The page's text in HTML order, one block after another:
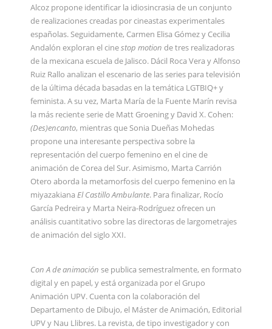
Alcoz propone identificar la idiosincrasia de un conjunto
de realizaciones creadas por cineastas experimentales
españolas. Seguidamente, Carmen Elisa Gómez y Cecilia
Andalón exploran el cinestop motion de tres realizadoras
de la mexicana escuela de Jalisco. Dácil Roca Vera y Alfonso
Ruiz Rallo analizan el escenario de las series para televisión
de la última década basadas en la temática LGTBIQ+ y
feminista. A su vez, Marta María de la Fuente Marín revisa
la más reciente serie de Matt Groening y David X. Cohen:
(Des)encanto, mientras que Sonia Dueñas Mohedas
propone una interesante perspectiva sobre la
representación del cuerpo femenino en el cine de
animación de Corea del Sur. Asimismo, Marta Carrión
Otero aborda la metamorfosis del cuerpo femenino en la
miyazakiana El Castillo Ambulante. Para finalizar, Rocío
García Pedreira y Marta Neira-Rodríguez ofrecen un
análisis cuantitativo sobre las directoras de largometrajes
de animación del siglo XXI.
Con A de animación se publica semestralmente, en formato
digital y en papel, y está organizada por el Grupo
Animación UPV. Cuenta con la colaboración del
Departamento de Dibujo, el Máster de Animación, Editorial
UPV y Nau Llibres. La revista, de tipo investigador y con